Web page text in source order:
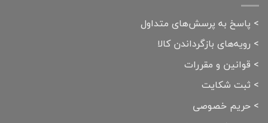
> پاسخ به پرسش‌های متداول
> رویه‌های بازگرداندن کالا
> قوانین و مقررات
> ثبت شکایت
> حریم خصوصی